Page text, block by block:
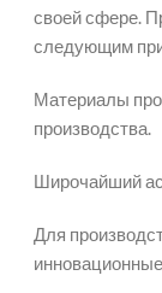
своей сфере.
следующим
Материалы
производства.
Широчайший
Для